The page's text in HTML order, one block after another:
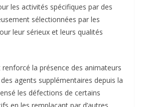
les activités spécifiques par des
sélectionnées par les
leur sérieux et leurs qualités
renforcé la présence des animateurs
agents supplémentaires depuis la
les défections de certains